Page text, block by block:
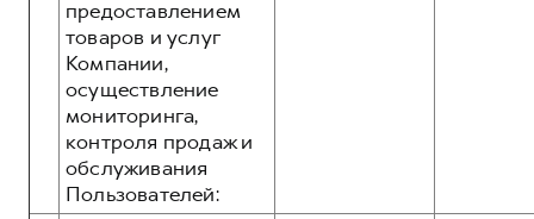
предоставлением
товаров и услуг
Компании,
осуществление
мониторинга,
контроля продаж и
обслуживания
Пользователей: